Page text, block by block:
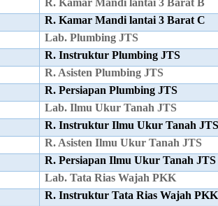
R. Kamar Mandi lantai 3 Barat B
R. Kamar Mandi lantai 3 Barat C
Lab. Plumbing JTS
R. Instruktur Plumbing JTS
R. Asisten Plumbing JTS
R. Persiapan Plumbing JTS
Lab. Ilmu Ukur Tanah JTS
R. Instruktur Ilmu Ukur Tanah
R. Asisten Ilmu Ukur Tanah JTS
R. Persiapan Ilmu Ukur Tanah JTS
Lab. Tata Rias Wajah PKK
R. Instruktur Tata Rias Wajah PKK